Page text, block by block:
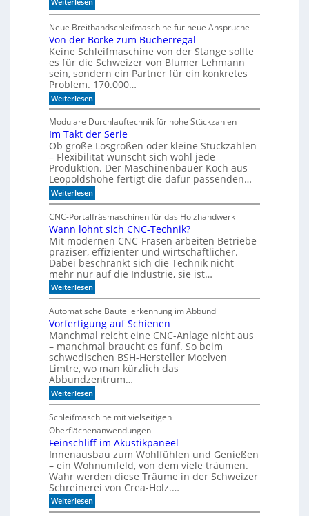
l
l
e
n
n
d
e
n
S
p
e
z
a
i
s
i
e
r
t
e
I
R
-
e
n
s
o
r
e
n
Neue Breitbandschleifmaschine für neue Ansprüche
Von der Borke zum Bücherregal
Keine Schleifmaschine von der Stange sollte
es für die Schweizer von Blumer Lehmann
sein, sondern ein Partner für ein konkretes
Problem. 170.000…
Weiterlesen:
V
o
n
d
e
r
B
o
r
k
e
z
u
m
B
ü
c
h
e
r
r
e
a
l
Modulare Durchlauftechnik für hohe Stückzahlen
Im Takt der Serie
Ob große Losgrößen oder kleine Stückzahlen
– Flexibilität wünscht sich wohl jede
Produktion. Der Maschinenbauer Koch aus
Leopoldshöhe fertigt die dafür passenden…
Weiterlesen:
I
T
a
k
t
d
e
r
S
e
r
i
e
CNC-Portalfräsmaschinen für das Holzhandwerk
Wann lohnt sich CNC-Technik?
Mit modernen CNC-Fräsen arbeiten Betriebe
präziser, effizienter und wirtschaftlicher.
Dabei beschränkt sich die Technik nicht
mehr nur auf die Industrie, sie ist…
Weiterlesen:
W
a
n
n
l
o
h
n
t
s
i
c
h
C
N
C
-
T
e
c
h
n
i
Automatische Bauteilerkennung im Abbund
Vorfertigung auf Schienen
Manchmal reicht eine CNC-Anlage nicht aus
– manchmal braucht es fünf. So beim
schwedischen BSH-Hersteller Moelven
Limtre, wo man kürzlich das
Abbundzentrum…
Weiterlesen:
V
r
f
e
r
t
i
g
u
g
Schleifmaschine mit vielseitigen
Oberflächenanwendungen
Feinschliff im Akustikpaneel
Innenausbau zum Wohlfühlen und Genießen
– ein Wohnumfeld, von dem viele träumen.
Wahr werden diese Träume in der Schweizer
Schreinerei von Crea-Holz.…
Weiterlesen:
F